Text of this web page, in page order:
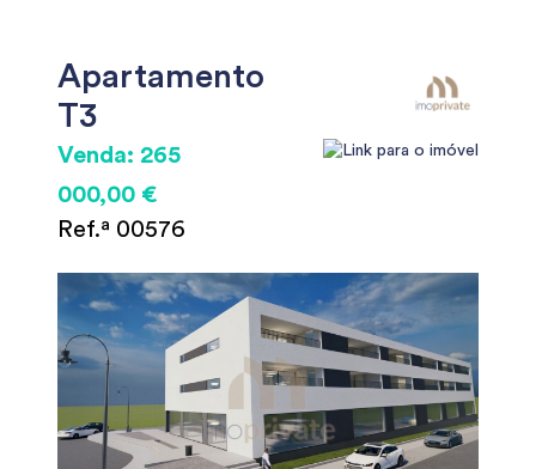
Apartamento
T3
Venda: 265
000,00 €
Ref.ª 00576